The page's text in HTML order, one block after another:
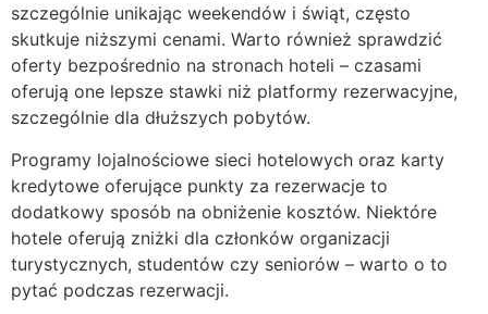
szczególnie unikając weekendów i świąt, często
skutkuje niższymi cenami. Warto również sprawdzić
oferty bezpośrednio na stronach hoteli – czasami
oferują one lepsze stawki niż platformy rezerwacyjne,
szczególnie dla dłuższych pobytów.
Programy lojalnościowe sieci hotelowych oraz karty
kredytowe oferujące punkty za rezerwacje to
dodatkowy sposób na obniżenie kosztów. Niektóre
hotele oferują zniżki dla członków organizacji
turystycznych, studentów czy seniorów – warto o to
pytać podczas rezerwacji.